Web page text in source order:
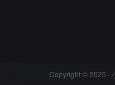
Copyright © 2025 ·